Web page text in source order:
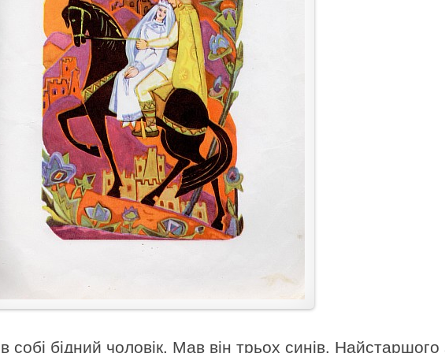
собі бідний чоловік. Мав він трьох синів.